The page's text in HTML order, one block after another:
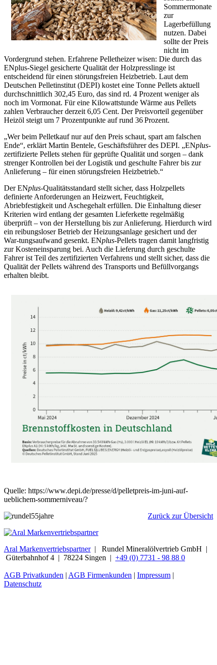
Sommermonate
zur
Lagerbefüllung
nutzen. Dabei
sollte der Preis
nicht im
Vordergrund stehen. Erfahrene Pelletheizer wisen: Die durch das
ENplus-Siegel gesicherte Qualität der Holzpresslinge ist
entscheidend für einen störungsfreien Heizbetrieb. Laut dem
Deutschen Pelletinstitut (DEPI) kostet eine Tonne Pellets aktuell
durchschnittlich 302,45 Euro, das sind rd. 4 Prozent weniger als
noch im Vormonat. Für eine Kilowattstunde Wärme aus Pellets
zahlen Verbraucher derzeit 6,05 Cent. Der Preisvorteil gegenüber
Heizöl steigt um 7 Prozentpunkte auf rund 36 Prozent.
„Wer beim Pelletkauf nur auf den Preis schaut, spart am falschen
Ende“, erklärt Martin Bentele, Geschäftsführer des DEPI. „ENplus-
zertifizierte Pellets stehen für geprüfte Qualität und sorgen – dank
strenger Kontrollen bei der Logistik und geschulte Fahrer bis zur
Anlieferung – für einen störungsfreien Heizbetrieb.“
Der ENplus-Qualitätsstandard stellt sicher, dass Holzpellets
definierte Anforderungen an Heizwert, Feuchtigkeit,
Abriebfestigkeit und Aschegehalt erfüllen. Die Einhaltung dieser
Kriterien wird entlang der gesamten Lieferkette regelmäßig
überprüft – von der Herstellung bis zur Anlieferung. Hierdurch wird
ein reibungsloser Betrieb der Heizungsanlage gesichert und der
War-tungsaufwand gesenkt. ENplus-Pellets tragen damit langfristig
zur Kosteneinsparung bei. Auch die Lieferung durch geschulte
Fahrer ist Teil des zertifizierten Verfahrens und stellt sicher, dass die
Qualität der Pellets während des Transports und Befüllvorgangs
erhalten bleibt.
Quelle: https://www.depi.de/presse/d/pelletpreis-im-juni-auf-
ueblichem-sommerniveau/?
Zurück zur Übersicht
Aral Markenvertriebspartner| Rundel Mineralölvertrieb GmbH |
Güterbahnhof 4 | 78224 Singen | +49 (0) 7731 - 98 88 0
AGB Privatkunden | AGB Firmenkunden | Impressum |
Datenschutz